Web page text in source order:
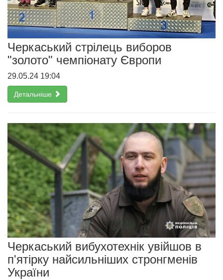
Черкаський стрілець виборов
"золото" чемпіонату Європи
29.05.24 19:04
Детальніше
Черкаський вибухотехнік увійшов в
п'ятірку найсильніших стронгменів
України